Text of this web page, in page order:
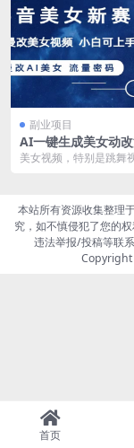
副业项目
AI一键生成美女动
日入2000+，100%
美女视频，特别是跳舞
本站所有资源收集整理
究，如不慎侵犯了您的
违法举报/投稿等联
首页